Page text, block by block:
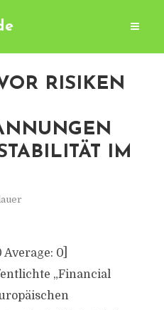
RISIKEN
IM
Average: 0]
„Financial